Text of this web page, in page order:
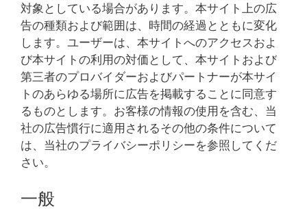
対象としている場合があります。本サイト上の広
告の種類および範囲は、時間の経過とともに変化
します。ユーザーは、本サイトへのアクセスおよ
び本サイトの利用の対価として、本サイトおよび
第三者のプロバイダーおよびパートナーが本サイ
トのあらゆる場所に広告を掲載することに同意す
るものとします。お客様の情報の使用を含む、当
社の広告慣行に適用されるその他の条件について
は、当社のプライバシーポリシーを参照してくだ
さい。
一般